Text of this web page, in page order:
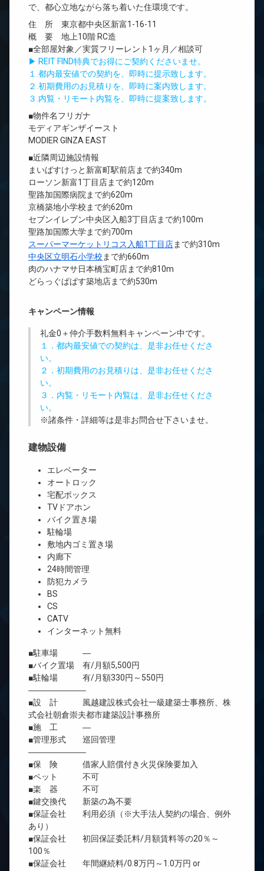
で、都心立地ながら落ち着いた住環境です。
住 所 東京都中央区新富1-16-11
概 要 地上10階 RC造
■全部屋対象／実質フリーレント1ヶ月／相談可
▶ REIT FIND特典でお得にご契約くださいませ。
１.都内最安値での契約を、即時に提示致します。
２.初期費用のお見積りを、即時に案内致します。
３.内覧・リモート内覧を、即時に提案致します。
■物件名フリガナ
モディアギンザイースト
MODIER GINZA EAST
■近隣周辺施設情報
まいばすけっと新富町駅前店まで約340m
ローソン新富1丁目店まで約120m
聖路加国際病院まで約620m
京橋築地小学校まで約620m
セブンイレブン中央区入船3丁目店まで約100m
聖路加国際大学まで約700m
スーパーマーケットリコス入船1丁目店まで約310m
中央区立明石小学校 まで約660m
肉のハナマサ日本橋宝町店まで約810m
どらっぐぱぱす築地店まで約530m
キャンペーン情報
礼金0 ＋仲介手数料無料キャンペーン中です。
１．都内最安値での契約は、是非お任せくださ
い。
２．初期費用のお見積りは、是非お任せくださ
い。
３．内覧・リモート内覧は、是非お任せくださ
い。
※諸条件・詳細等は是非お問合せ下さいませ。
建物設備
エレベーター
オートロック
宅配ボックス
TVドアホン
バイク置き場
駐輪場
敷地内ゴミ置き場
内廊下
24時間管理
防犯カメラ
BS
CS
CATV
インターネット無料
■駐車場 ―
■バイク置場 有/月額5,500円
■駐輪場 有/月額330円～550円
―――――――
■設 計 風越建設株式会社一級建築士事務所、株
式会社朝倉崇夫都市建築設計事務所
■施 工 ―
■管理形式 巡回管理
―――――――
■保 険 借家人賠償付き火災保険要加入
■ペット 不可
■楽 器 不可
■鍵交換代 新築の為不要
■保証会社 利用必須（※大手法人契約の場合、例外
あり）
■保証会社 初回保証委託料/月額賃料等の20％～
100％
■保証会社 年間継続料/0.8万円～1.0万円 or